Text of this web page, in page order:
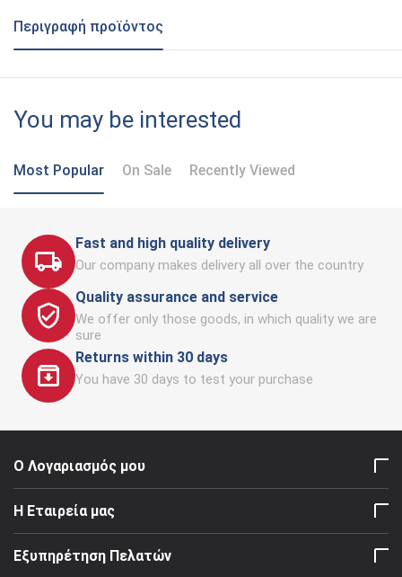
Περιγραφή προϊόντος
You may be interested
Most Popular On Sale Recently Viewed
Fast and high quality delivery
Our company makes delivery all over the country
Quality assurance and service
We offer only those goods, in which quality we are
sure
Returns within 30 days
You have 30 days to test your purchase
Ο Λογαριασμός μου
Η Εταιρεία μας
Εξυπηρέτηση Πελατών